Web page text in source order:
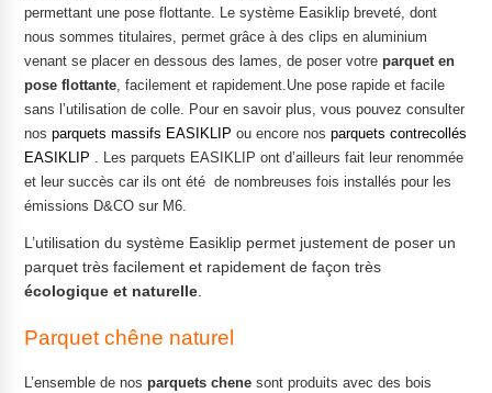
permettant une pose flottante. Le système Easiklip breveté, dont
nous sommes titulaires, permet grâce à des clips en aluminium
venant se placer en dessous des lames, de poser votre parquet en
pose flottante, facilement et rapidement.Une pose rapide et facile
sans l’utilisation de colle. Pour en savoir plus, vous pouvez consulter
nosparquets massifs EASIKLIP ou encore nosparquets contrecollés
EASIKLIP . Les parquets EASIKLIP ont d’ailleurs fait leur renommée
et leur succès car ils ont été de nombreuses fois installés pour les
émissions D&CO sur M6.
L’utilisation du système Easiklip permet justement de poser un
parquet très facilement et rapidement de façon très
écologique et naturelle.
Parquet chêne naturel
L’ensemble de nosparquets chene sont produits avec des bois